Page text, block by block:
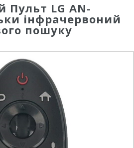
Пульт LG AN-
інфрачервоний
пошуку